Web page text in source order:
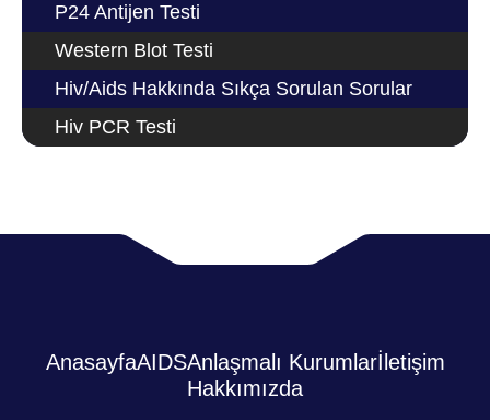
P24 Antijen Testi
Western Blot Testi
Hiv/Aids Hakkında Sıkça Sorulan Sorular
Hiv PCR Testi
AnasayfaAIDSAnlaşmalı Kurumlarİletişim
Hakkımızda